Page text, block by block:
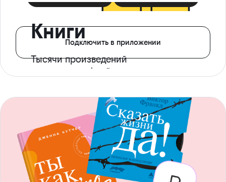
Книги
Тысячи произведений
с доступом офлайн
Подключить в приложении